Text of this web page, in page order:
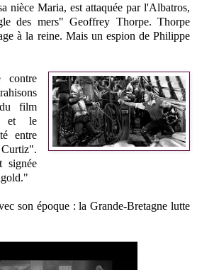
nièce Maria, est attaquée par l'Albatros,
des mers" Geoffrey Thorpe. Thorpe
à la reine. Mais un espion de Philippe
contre
film
et le
entre
signée
son époque : la Grande-Bretagne lutte